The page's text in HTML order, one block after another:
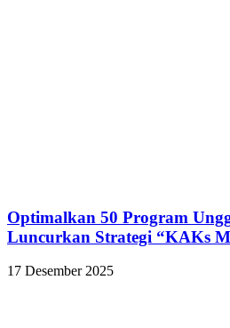
Optimalkan 50 Program
Luncurkan Strategi “KAKs
17 Desember 2025